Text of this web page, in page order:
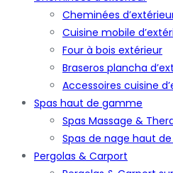
Cheminées
Cuisine mobile
Four à bois extérieur
Braseros plancha
Accessoires cuisine
Spas haut de gamme
Spas Massage &
Spas de nage haut
Pergolas & Carport